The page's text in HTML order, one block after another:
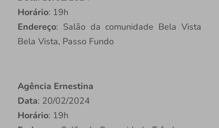
Horário: 19h
Endereço: Salão da comunidade Bela Vista
Bela Vista, Passo Fundo
Agência Ernestina
Data: 20/02/2024
Horário: 19h